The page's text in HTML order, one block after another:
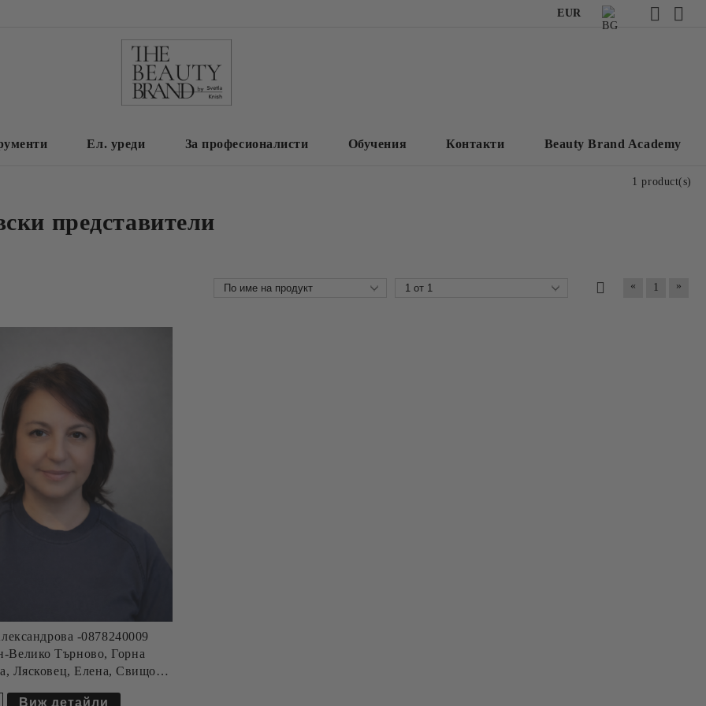
EUR
Ел. уреди За професионалисти Обучения Контакти Beauty Brand Academy
представители
1 product(s)
« 1 »
-0878240009
Велико Търново, Горна
Лясковец, Елена, Свищов,
Виж детайли